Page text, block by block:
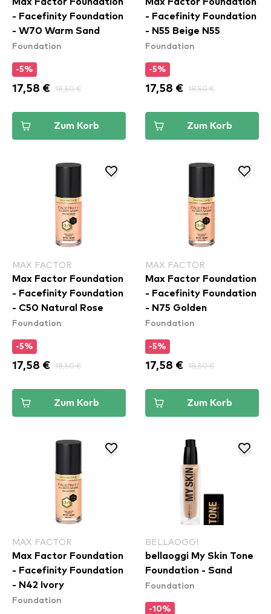
- Facefinity Foundation
- W70 Warm Sand
Foundation
-5%
17,58 € 18,50 €
Zum Korb
- Facefinity Foundation
- N55 Beige N55
Foundation
-5%
17,58 € 18,50 €
Zum Korb
MAX FACTOR
Max Factor Foundation
- Facefinity Foundation
- C50 Natural Rose
Foundation
-5%
17,58 € 18,50 €
Zum Korb
MAX FACTOR
Max Factor Foundation
- Facefinity Foundation
- N75 Golden
Foundation
-5%
17,58 € 18,50 €
Zum Korb
MAX FACTOR
Max Factor Foundation
- Facefinity Foundation
- N42 Ivory
Foundation
BELLAOGGI
bellaoggi My Skin Tone
Foundation - Sand
Foundation
-10%